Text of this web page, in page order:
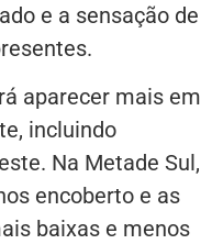
e a sensação de
aparecer mais em
incluindo
Na Metade Sul,
encoberto e as
baixas e menos